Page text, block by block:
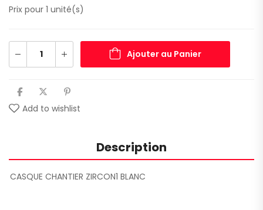
Prix pour 1 unité(s)
Ajouter au Panier
Add to wishlist
Description
CASQUE CHANTIER ZIRCON1 BLANC